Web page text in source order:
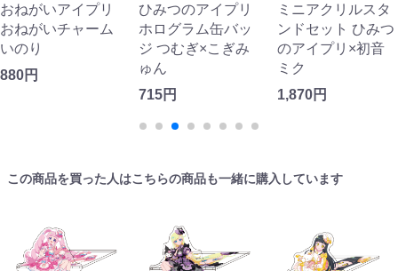
おねがいアイプリ
おねがいチャーム
いのり
880円
ひみつのアイプリ
ホログラム缶バッ
ジ つむぎ×こぎみ
ゅん
715円
ミニアクリルスタ
ンドセット ひみつ
のアイプリ×初音
ミク
1,870円
この商品を買った人はこちらの商品も一緒に購入しています